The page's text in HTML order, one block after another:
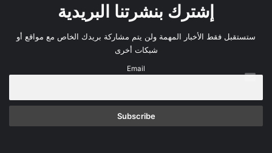
إشترك بنشرتنا البريدية
ستستقبل فقط الأخبار المهمة ولن يتم مشاركة بريدك الخاص مع مواقع أو
شبكات أخرى
Email